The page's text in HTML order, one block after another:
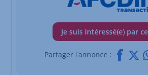
Je suis intéressé(e) par
Partager l'annonce : X